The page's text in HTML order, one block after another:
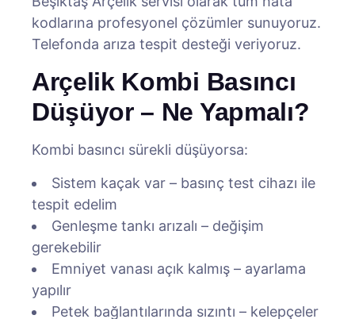
kodlarına profesyonel çözümler sunuyoruz.
Telefonda arıza tespit desteği veriyoruz.
Arçelik Kombi Basıncı
Düşüyor – Ne Yapmalı?
Kombi basıncı sürekli düşüyorsa:
Sistem kaçak var – basınç test cihazı ile
tespit edelim
Genleşme tankı arızalı – değişim
gerekebilir
Emniyet vanası açık kalmış – ayarlama
yapılır
Petek bağlantılarında sızıntı – kelepçeler